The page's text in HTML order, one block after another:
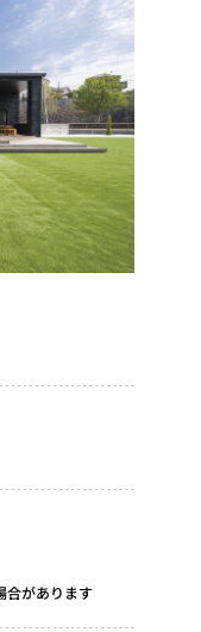
合があります